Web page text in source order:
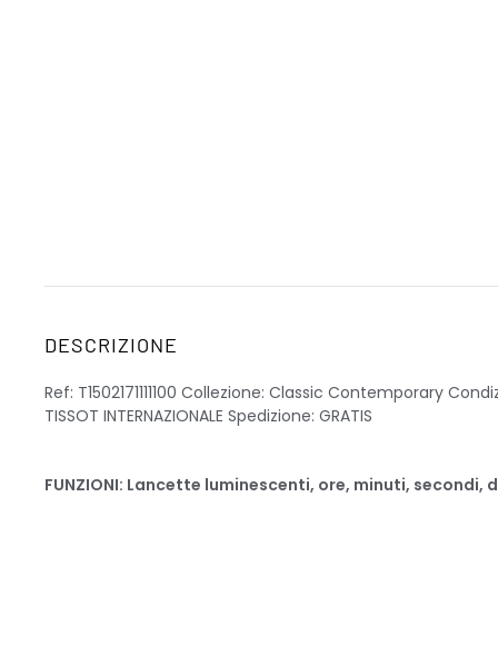
DESCRIZIONE
Ref: T1502171111100 Collezione: Classic Contemporary
TISSOT INTERNAZIONALE Spedizione: GRATIS
FUNZIONI: Lancette luminescenti, ore, minuti, secondi,